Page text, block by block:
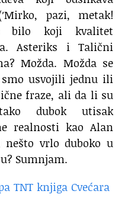
pazi, metak!
bilo koji kvalitet
Asteriks i Talični
Možda. Možda se
usvojili jednu ili
fraze, ali da li su
dubok utisak
realnosti kao Alan
vrlo duboko u
Sumnjam.